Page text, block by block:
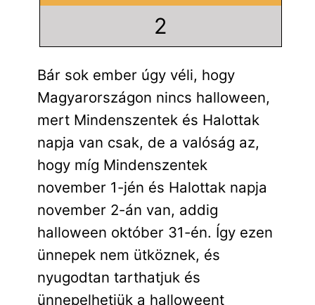
2
Bár sok ember úgy véli, hogy
Magyarországon nincs halloween,
mert Mindenszentek és Halottak
napja van csak, de a valóság az,
hogy míg Mindenszentek
november 1-jén és Halottak napja
november 2-án van, addig
halloween október 31-én. Így ezen
ünnepek nem ütköznek, és
nyugodtan tarthatjuk és
ünnepelhetjük a halloweent